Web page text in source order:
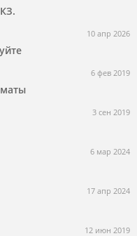
10 апр 2026
6 фев 2019
3 сен 2019
6 мар 2024
17 апр 2024
12 июн 2019